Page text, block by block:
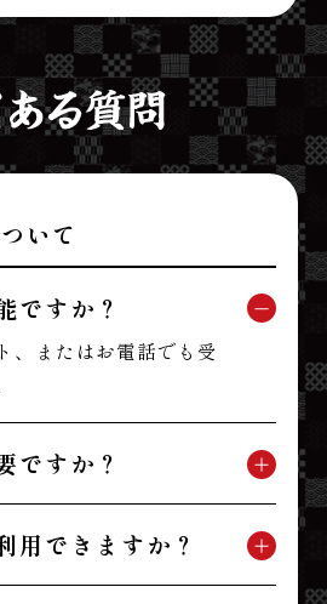
いて
ですか？
、またはお電話でも受
ですか？
用できますか？